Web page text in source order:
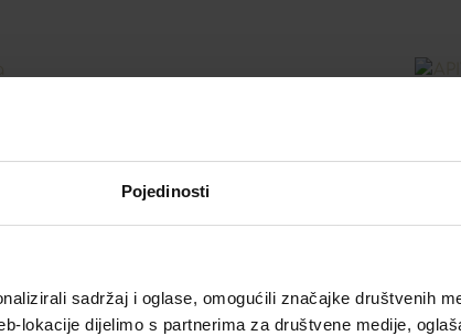
Pojedinosti
sadržaj i oglase, omogućili značajke društvenih
lokacije dijelimo s partnerima za društvene medije,
LERBOLARIO ARGAN KREMA
ZA LICE S ULJEM ARGANA